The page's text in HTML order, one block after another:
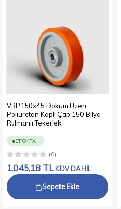
VBP150x45 Döküm Üzeri
Poliüretan Kaplı Çap:150 Bilya
Rulmanlı Tekerlek
STOKTA
(0)
1.045,18 TL KDV DAHİL
Sepete Ekle